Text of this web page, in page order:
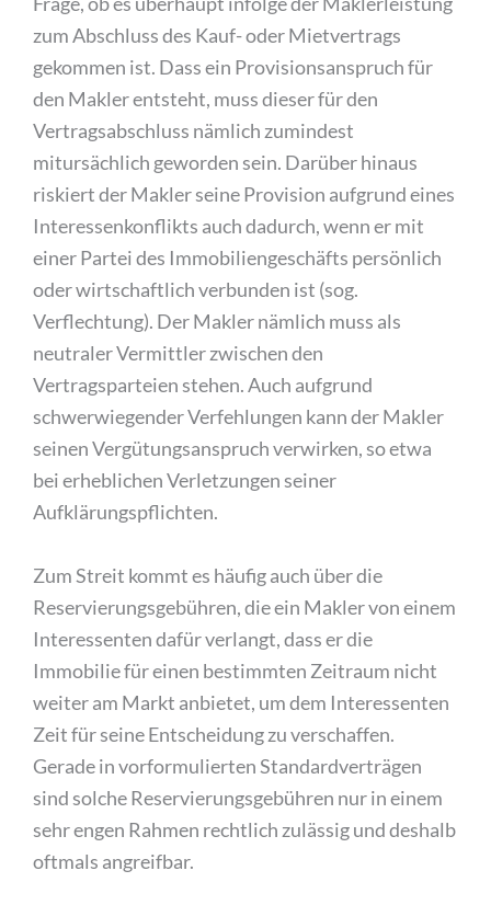
zum Abschluss des Kauf- oder Mietvertrags
gekommen ist. Dass ein Provisionsanspruch für
den Makler entsteht, muss dieser für den
Vertragsabschluss nämlich zumindest
mitursächlich geworden sein. Darüber hinaus
riskiert der Makler seine Provision aufgrund eines
Interessenkonflikts auch dadurch, wenn er mit
einer Partei des Immobiliengeschäfts persönlich
oder wirtschaftlich verbunden ist (sog.
Verflechtung). Der Makler nämlich muss als
neutraler Vermittler zwischen den
Vertragsparteien stehen. Auch aufgrund
schwerwiegender Verfehlungen kann der Makler
seinen Vergütungsanspruch verwirken, so etwa
bei erheblichen Verletzungen seiner
Aufklärungspflichten.
Zum Streit kommt es häufig auch über die
Reservierungsgebühren, die ein Makler von einem
Interessenten dafür verlangt, dass er die
Immobilie für einen bestimmten Zeitraum nicht
weiter am Markt anbietet, um dem Interessenten
Zeit für seine Entscheidung zu verschaffen.
Gerade in vorformulierten Standardverträgen
sind solche Reservierungsgebühren nur in einem
sehr engen Rahmen rechtlich zulässig und deshalb
oftmals angreifbar.